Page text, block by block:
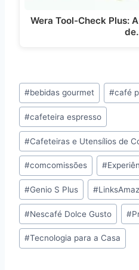
Wera Tool-Check Plus:
Tags
do
Post:
#bebidas gourmet #café
#cafeteira espresso
#Cafeteiras e Utensílios de
#comcomissões #
#Genio S Plus #
#Nescafé Dolce Gusto #
#Tecnologia para a Casa